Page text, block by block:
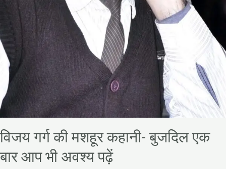
विजय गर्ग की मशहूर कहानी- बुजदिल एक
बार आप भी अवश्य पढ़ें